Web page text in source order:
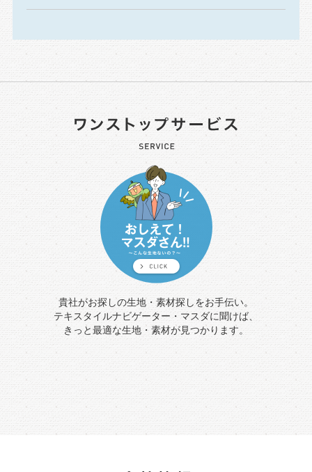
貴社がお探しの生地・素材探しをお手伝い。
テキスタイルナビゲーター・マスダに聞けば、
きっと最適な生地・素材が見つかります。